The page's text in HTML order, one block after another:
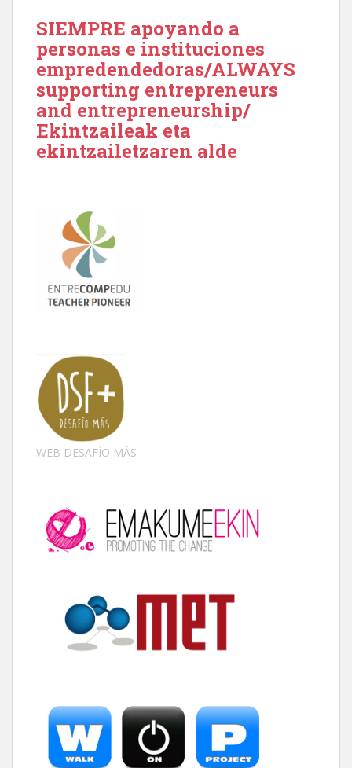
SIEMPRE apoyando a
personas e instituciones
empredendedoras/ALWAYS
supporting entrepreneurs
and entrepreneurship/
Ekintzaileak eta
ekintzailetzaren alde
WEB DESAFÍO MÁS